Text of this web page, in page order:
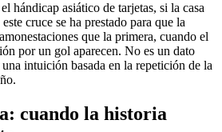
hándicap asiático de tarjetas, si la casa
cruce se ha prestado para que la
que la primera, cuando el
por un gol aparecen. No es un dato
intuición basada en la repetición de la
cuando la historia